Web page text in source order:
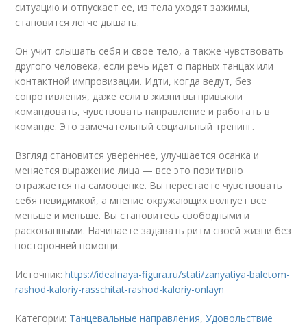
ситуацию и отпускает ее, из тела уходят зажимы,
становится легче дышать.
Он учит слышать себя и свое тело, а также чувствовать
другого человека, если речь идет о парных танцах или
контактной импровизации. Идти, когда ведут, без
сопротивления, даже если в жизни вы привыкли
командовать, чувствовать направление и работать в
команде. Это замечательный социальный тренинг.
Взгляд становится увереннее, улучшается осанка и
меняется выражение лица — все это позитивно
отражается на самооценке. Вы перестаете чувствовать
себя невидимкой, а мнение окружающих волнует все
меньше и меньше. Вы становитесь свободными и
раскованными. Начинаете задавать ритм своей жизни без
посторонней помощи.
Источник:https://idealnaya-figura.ru/stati/zanyatiya-baletom-
rashod-kaloriy-rasschitat-rashod-kaloriy-onlayn
Категории: Танцевальные направления,Удовольствие